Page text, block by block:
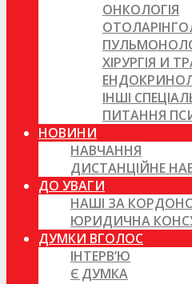
ОНКОЛОГІЯ
ХІРУРГІЯ И
ІНШІ
ПИТАННЯ
НОВИНИ
НАВЧАННЯ
ДИСТАНЦІЙНЕ
ДО УВАГИ
НАШІ ЗА
ЮРИДИЧНА
ДУМКИ ВГОЛОС
ІНТЕРВ’Ю
Є ДУМКА